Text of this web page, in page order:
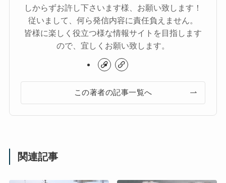
しからずお許し下さいます様、お願い致します！
従いまして、何ら発信内容に責任負えません。
皆様に楽しく役立つ様な情報サイトを目指します
ので、宜しくお願い致します。
この著者の記事一覧へ
関連記事